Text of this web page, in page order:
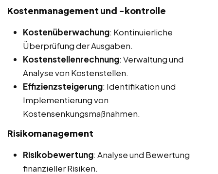
Kostenmanagement und -kontrolle
Kostenüberwachung: Kontinuierliche
Überprüfung der Ausgaben.
Kostenstellenrechnung: Verwaltung und
Analyse von Kostenstellen.
Effizienzsteigerung: Identifikation und
Implementierung von
Kostensenkungsmaßnahmen.
Risikomanagement
Risikobewertung: Analyse und Bewertung
finanzieller Risiken.